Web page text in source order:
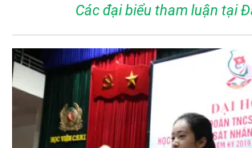
Các đại biểu tham luận tại